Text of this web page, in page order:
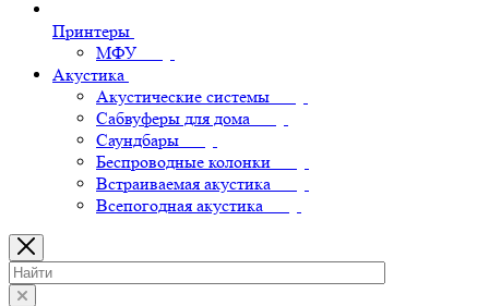
Принтеры
МФУ
Акустика
Акустические системы
Сабвуферы для дома
Саундбары
Беспроводные колонки
Встраиваемая акустика
Всепогодная акустика